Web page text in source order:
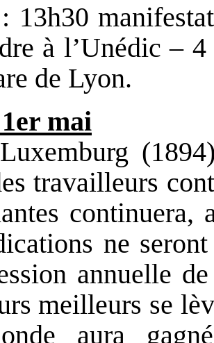
: 13h30
à l’Unédic –
de Lyon.
mai
travailleurs
continuera,
ne
annuelle
meilleurs se
aura